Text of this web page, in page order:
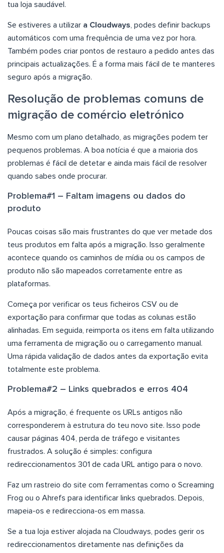
tua loja saudável.
Se estiveres a utilizar a Cloudways , podes definir backups
automáticos com uma frequência de uma vez por hora.
Também podes criar pontos de restauro a pedido antes das
principais actualizações. É a forma mais fácil de te manteres
seguro após a migração.
Resolução de problemas comuns de
migração de comércio eletrónico
Mesmo com um plano detalhado, as migrações podem ter
pequenos problemas. A boa notícia é que a maioria dos
problemas é fácil de detetar e ainda mais fácil de resolver
quando sabes onde procurar.
Problema#1 – Faltam imagens ou dados do
produto
Poucas coisas são mais frustrantes do que ver metade dos
teus produtos em falta após a migração. Isso geralmente
acontece quando os caminhos de mídia ou os campos de
produto não são mapeados corretamente entre as
plataformas.
Começa por verificar os teus ficheiros CSV ou de
exportação para confirmar que todas as colunas estão
alinhadas. Em seguida, reimporta os itens em falta utilizando
uma ferramenta de migração ou o carregamento manual.
Uma rápida validação de dados antes da exportação evita
totalmente este problema.
Problema#2 – Links quebrados e erros 404
Após a migração, é frequente os URLs antigos não
corresponderem à estrutura do teu novo site. Isso pode
causar páginas 404, perda de tráfego e visitantes
frustrados. A solução é simples: configura
redireccionamentos 301 de cada URL antigo para o novo.
Faz um rastreio do site com ferramentas como o Screaming
Frog ou o Ahrefs para identificar links quebrados. Depois,
mapeia-os e redirecciona-os em massa.
Se a tua loja estiver alojada na Cloudways, podes gerir os
redireccionamentos diretamente nas definições da